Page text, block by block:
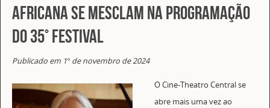
africana se mesclam na programação
do 35° Festival
Publicado em 1° de novembro de 2024
O Cine-Theatro Central se
abre mais uma vez ao